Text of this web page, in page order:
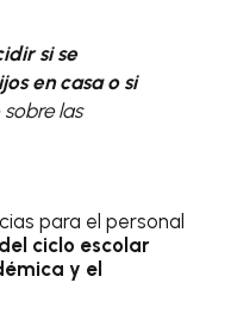
si se
en casa o si
sobre las
para el personal
ciclo escolar
y el